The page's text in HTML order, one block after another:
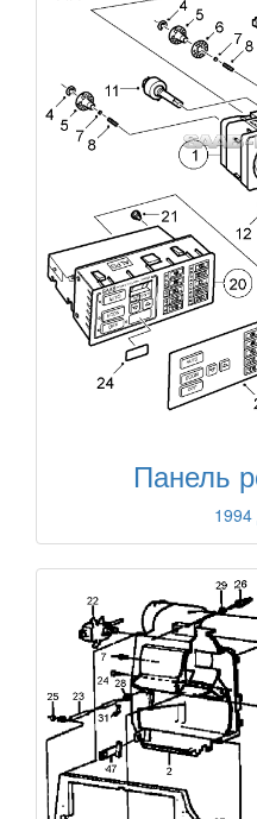
Панель